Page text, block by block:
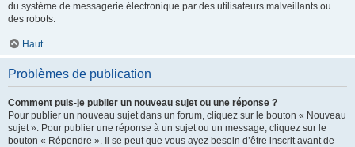
du système de messagerie électronique par des utilisateurs malveillants ou
des robots.
Haut
Problèmes de publication
Comment puis-je publier un nouveau sujet ou une réponse ?
Pour publier un nouveau sujet dans un forum, cliquez sur le bouton « Nouveau
sujet ». Pour publier une réponse à un sujet ou un message, cliquez sur le
bouton « Répondre ». Il se peut que vous ayez besoin d’être inscrit avant de